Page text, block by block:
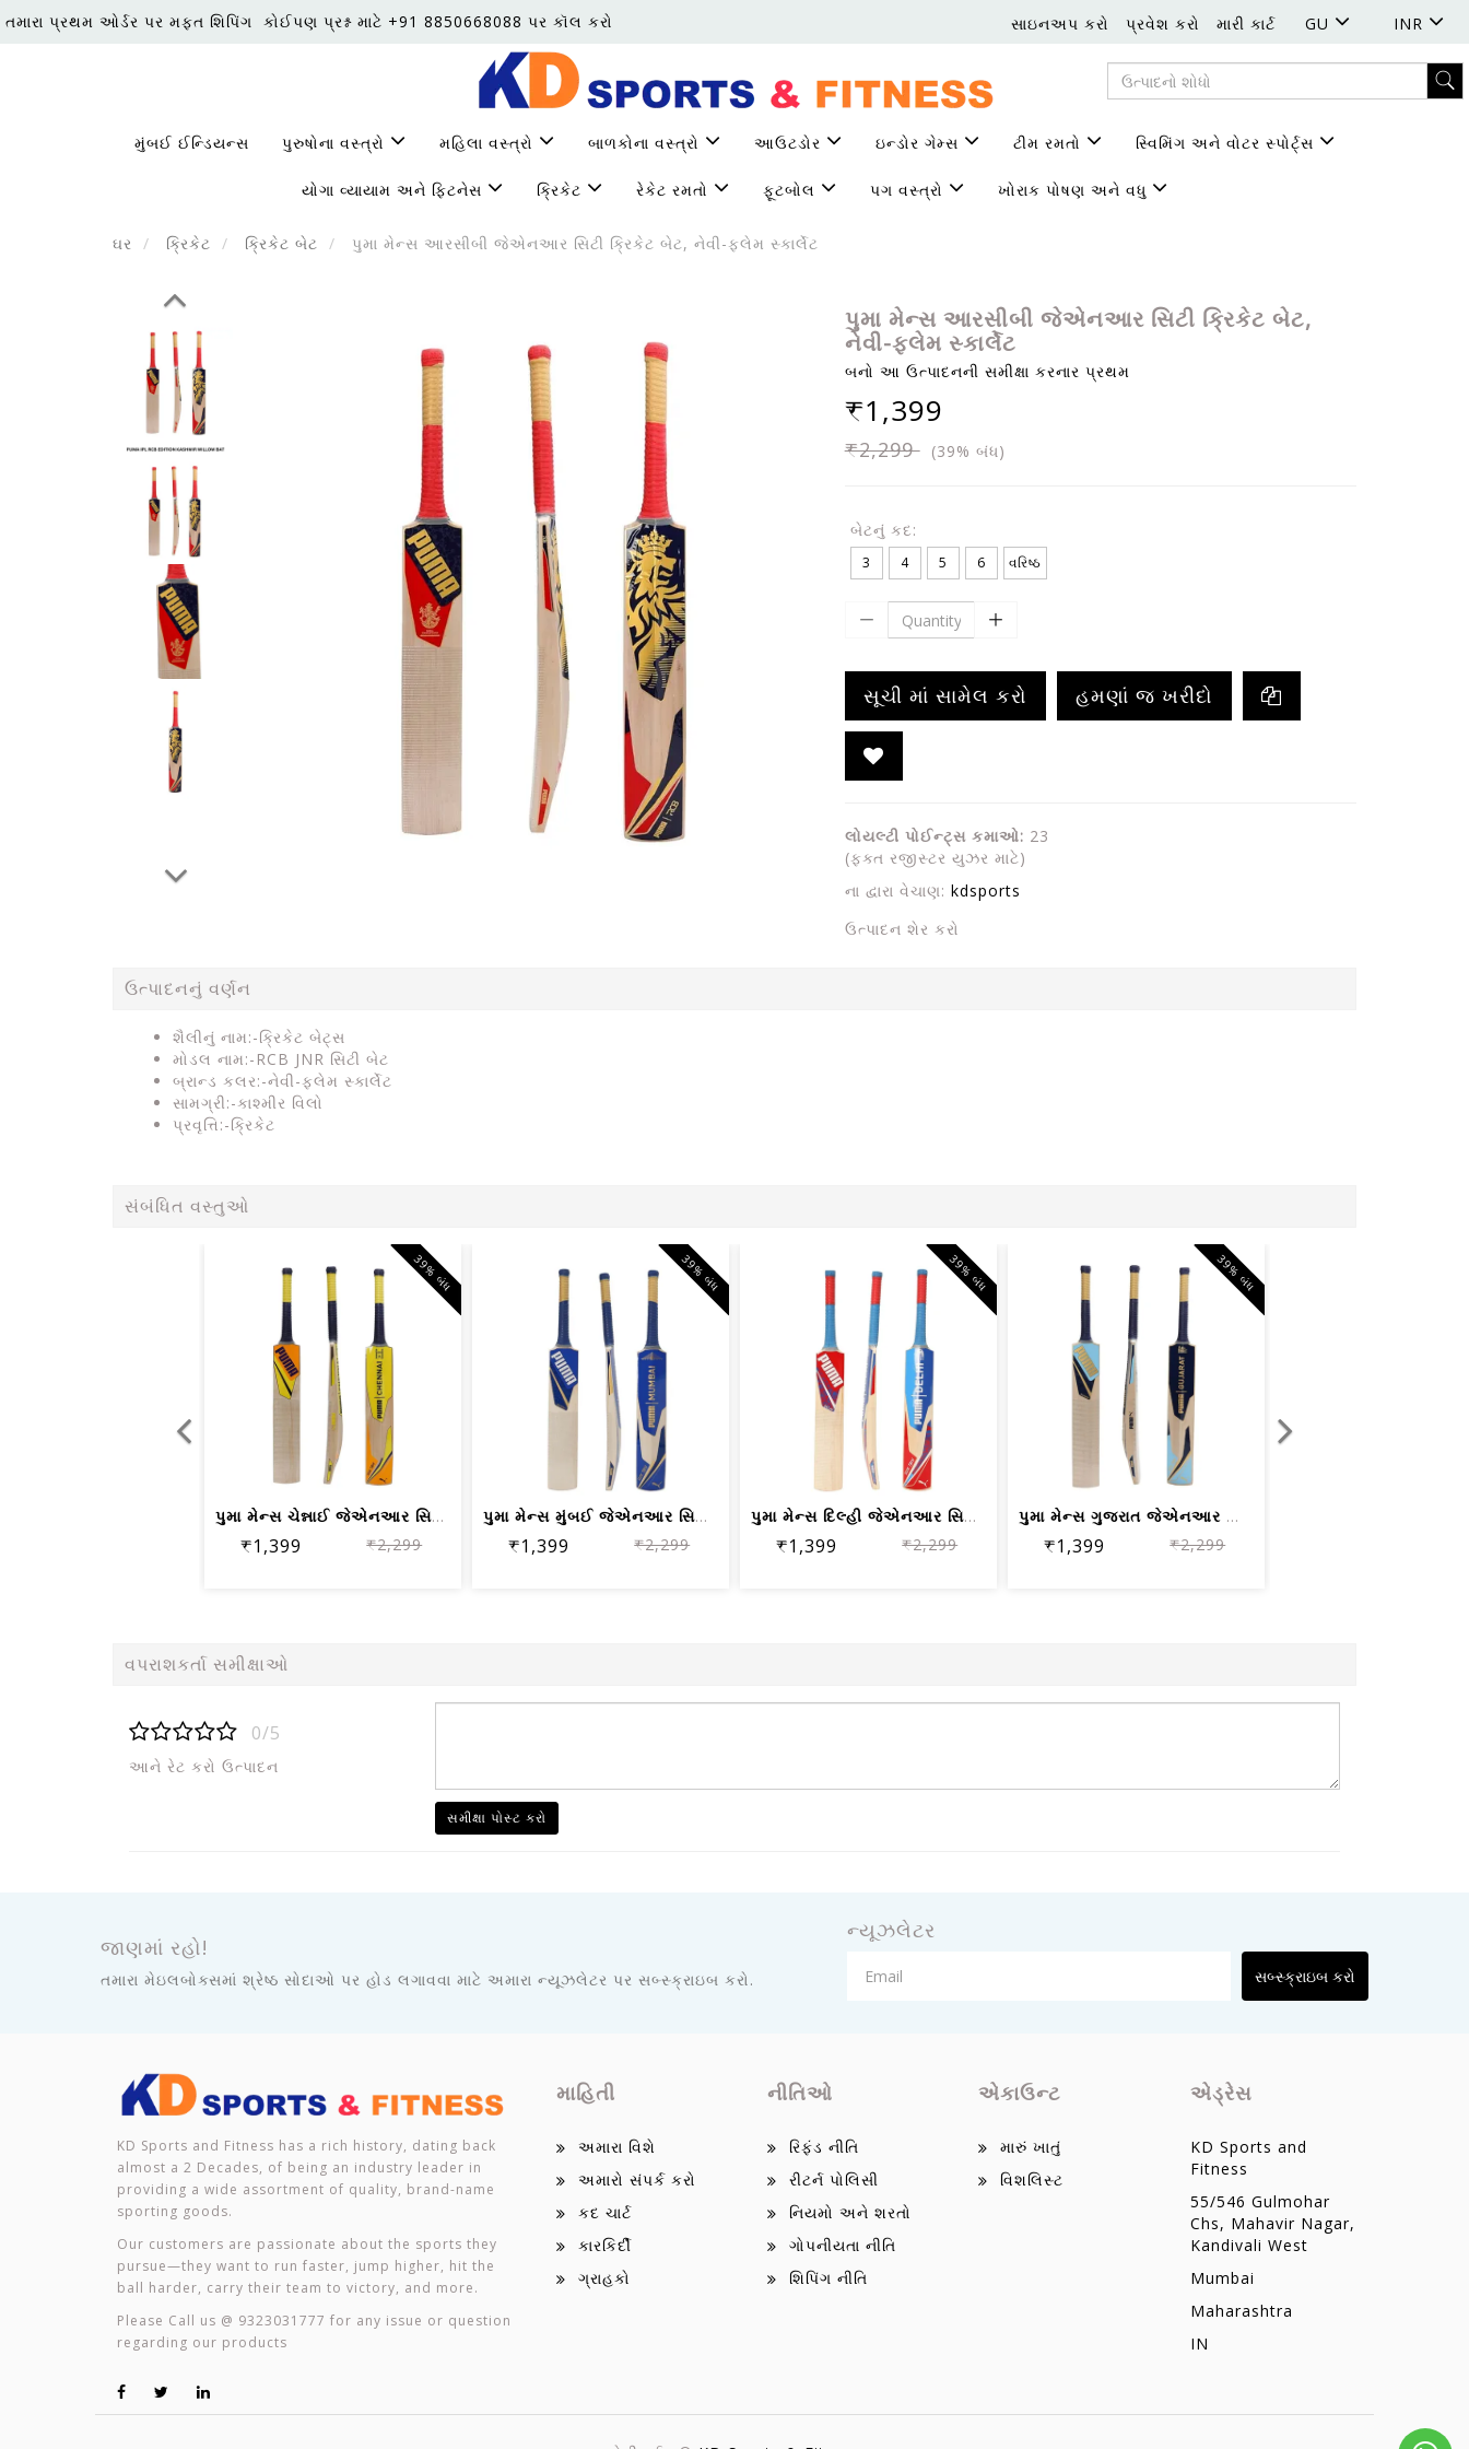
તમારા પ્રથમ ઓર્ડર પર મફત શિપિંગ કોઈપણ પ્રશ્ન માટે +91 8850668088 પર કૉલ કરો સાઇનઅપ કરો પ્રવેશ કરો મારી કાર્ટ GU INR
મુંબઈ ઈન્ડિયન્સ પુરુષોના વસ્ત્રો મહિલા વસ્ત્રો બાળકોના વસ્ત્રો આઉટડોર ઇન્ડોર ગેમ્સ ટીમ રમતો સ્વિમિંગ અને વોટર સ્પોર્ટ્સ
યોગા વ્યાયામ અને ફિટનેસ ક્રિકેટ રેકેટ રમતો ફૂટબોલ પગ વસ્ત્રો ખોરાક પોષણ અને વધુ
ઘર ક્રિકેટ ક્રિકેટ બેટ પુમા મેન્સ આરસીબી જેએનઆર સિટી ક્રિકેટ બેટ, નેવી-ફ્લેમ સ્કાર્લેટ
પુમા મેન્સ આરસીબી જેએનઆર સિટી ક્રિકેટ બેટ,
નેવી-ફ્લેમ સ્કાર્લેટ
બનો આ ઉત્પાદનની સમીક્ષા કરનાર પ્રથમ
₹1,399
₹2,299(39% બંધ)
બેટનું કદ:
3 4 5 6 વરિષ્ઠ
સૂચી માં સામેલ કરો હમણાં જ ખરીદો
લોયલ્ટી પોઈન્ટ્સ કમાઓ: 23
(ફક્ત રજીસ્ટર યુઝર માટે)
ના દ્વારા વેચાણ: kdsports
ઉત્પાદન શેર કરો
ઉત્પાદનનું વર્ણન
શૈલીનું નામ:-ક્રિકેટ બેટ્સ
મોડલ નામ:-RCB JNR સિટી બેટ
બ્રાન્ડ કલર:-નેવી-ફ્લેમ સ્કાર્લેટ
સામગ્રી:-કાશ્મીર વિલો
પ્રવૃત્તિ:-ક્રિકેટ
સંબંધિત વસ્તુઓ
પુમા મેન્સ ચેન્નાઈ જેએનઆર સિટી બેટ, ય...
₹1,399 ₹2,299
39% બંધ
પુમા મેન્સ મુંબઈ જેએનઆર સિટી બેટ, ઈલે...
₹1,399 ₹2,299
39% બંધ
પુમા મેન્સ દિલ્હી જેએનઆર સિટી ક્રિકેટ...
₹1,399 ₹2,299
39% બંધ
પુમા મેન્સ ગુજરાત જેએનઆર સિટી ક્રિકેટ...
₹1,399 ₹2,299
39% બંધ
વપરાશકર્તા સમીક્ષાઓ
0/5
આને રેટ કરો ઉત્પાદન
સમીક્ષા પોસ્ટ કરો
જાણમાં રહો!
તમારા મેઇલબોક્સમાં શ્રેષ્ઠ સોદાઓ પર હોડ લગાવવા માટે અમારા ન્યૂઝલેટર પર સબ્સ્ક્રાઇબ કરો.
ન્યૂઝલેટર
સબ્સ્ક્રાઇબ કરો
KD Sports and Fitness has a rich history, dating back
almost a 2 Decades, of being an industry leader in
providing a wide assortment of quality, brand-name
sporting goods.
Our customers are passionate about the sports they
pursue—they want to run faster, jump higher, hit the
ball harder, carry their team to victory, and more.
Please Call us @ 9323031777 for any issue or question
regarding our products
માહિતી
અમારા વિશે
અમારો સંપર્ક કરો
કદ ચાર્ટ
કારકિર્દી
ગ્રાહકો
નીતિઓ
રિફંડ નીતિ
રીટર્ન પોલિસી
નિયમો અને શરતો
ગોપનીયતા નીતિ
શિપિંગ નીતિ
એકાઉન્ટ
મારું ખાતું
વિશલિસ્ટ
એડ્રેસ
KD Sports and
Fitness
55/546 Gulmohar
Chs, Mahavir Nagar,
Kandivali West
Mumbai
Maharashtra
IN